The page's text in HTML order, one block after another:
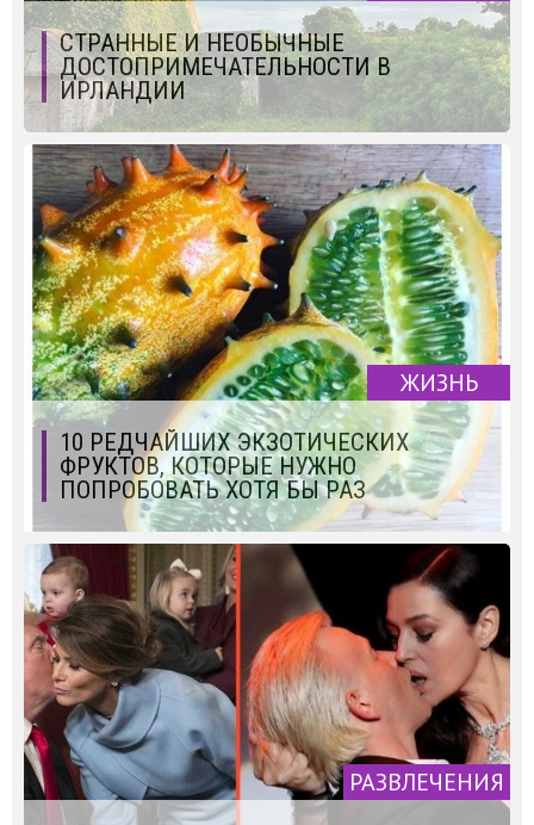
СТРАННЫЕ И НЕОБЫЧНЫЕ
ДОСТОПРИМЕЧАТЕЛЬНОСТИ В
ИРЛАНДИИ
ЖИЗНЬ
10 РЕДЧАЙШИХ ЭКЗОТИЧЕСКИХ
ФРУКТОВ, КОТОРЫЕ НУЖНО
ПОПРОБОВАТЬ ХОТЯ БЫ РАЗ
РАЗВЛЕЧЕНИЯ